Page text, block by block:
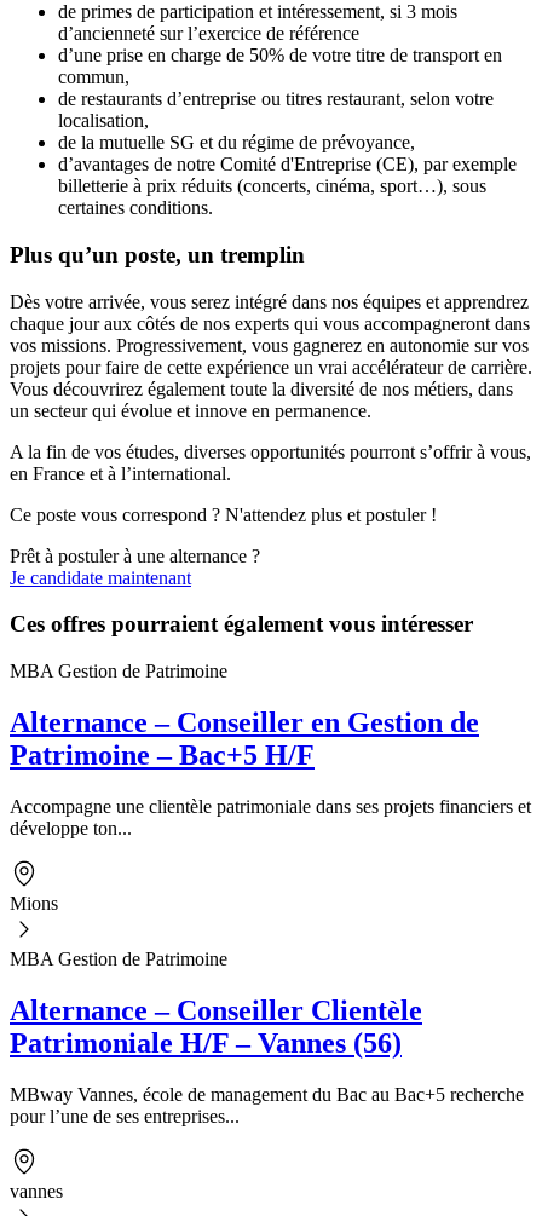
de primes de participation et intéressement, si 3 mois
d’ancienneté sur l’exercice de référence
d’une prise en charge de 50% de votre titre de transport en
commun,
de restaurants d’entreprise ou titres restaurant, selon votre
localisation,
de la mutuelle SG et du régime de prévoyance,
d’avantages de notre Comité d'Entreprise (CE), par exemple
billetterie à prix réduits (concerts, cinéma, sport…), sous
certaines conditions.
Plus qu’un poste, un tremplin
Dès votre arrivée, vous serez intégré dans nos équipes et apprendrez
chaque jour aux côtés de nos experts qui vous accompagneront dans
vos missions. Progressivement, vous gagnerez en autonomie sur vos
projets pour faire de cette expérience un vrai accélérateur de carrière.
Vous découvrirez également toute la diversité de nos métiers, dans
un secteur qui évolue et innove en permanence.
A la fin de vos études, diverses opportunités pourront s’offrir à vous,
en France et à l’international.
Ce poste vous correspond ? N'attendez plus et postuler !
Prêt à postuler à une alternance ?
Je candidate maintenant
Ces offres pourraient également vous intéresser
MBA Gestion de Patrimoine
Alternance – Conseiller en Gestion de
Patrimoine – Bac+5 H/F
Accompagne une clientèle patrimoniale dans ses projets financiers et
développe ton...
Mions
MBA Gestion de Patrimoine
Alternance – Conseiller Clientèle
Patrimoniale H/F – Vannes (56)
MBway Vannes, école de management du Bac au Bac+5 recherche
pour l’une de ses entreprises...
vannes